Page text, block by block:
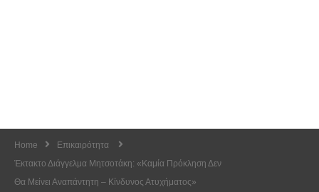
Home
Επικαιρότητα
Έκτακτο Διάγγελμα Μητσοτάκη: «Καμία Πρόκληση Δεν
Θα Μείνει Αναπάντητη – Κίνδυνος Ατυχήματος»